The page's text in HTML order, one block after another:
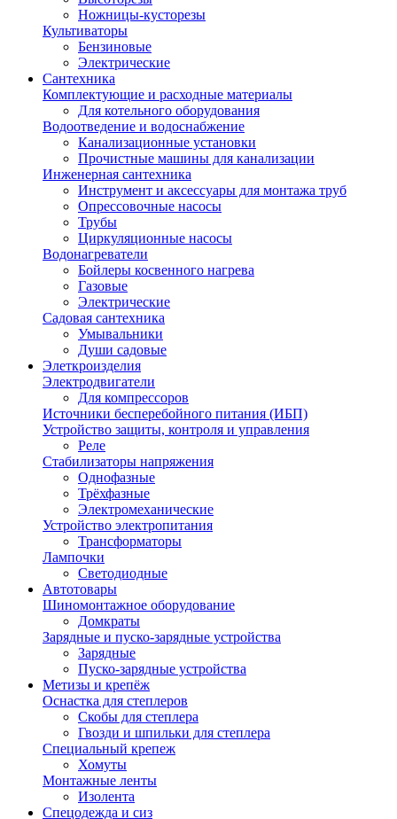
Ножницы-кусторезы
Культиваторы
Бензиновые
Электрические
Сантехника
Комплектующие и расходные материалы
Для котельного оборудования
Водоотведение и водоснабжение
Канализационные установки
Прочистные машины для канализации
Инженерная сантехника
Инструмент и аксессуары для монтажа труб
Опрессовочные насосы
Трубы
Циркуляционные насосы
Водонагреватели
Бойлеры косвенного нагрева
Газовые
Электрические
Садовая сантехника
Умывальники
Души садовые
Элеткроизделия
Электродвигатели
Для компрессоров
Источники бесперебойного питания (ИБП)
Устройство защиты, контроля и управления
Реле
Стабилизаторы напряжения
Однофазные
Трёхфазные
Электромеханические
Устройство электропитания
Трансформаторы
Лампочки
Светодиодные
Автотовары
Шиномонтажное оборудование
Домкраты
Зарядные и пуско-зарядные устройства
Зарядные
Пуско-зарядные устройства
Метизы и крепёж
Оснастка для степлеров
Скобы для степлера
Гвозди и шпильки для степлера
Специальный крепеж
Хомуты
Монтажные ленты
Изолента
Спецодежда и сиз